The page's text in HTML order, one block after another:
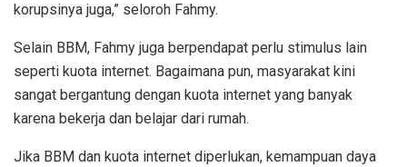
korupsinya juga,” seloroh Fahmy.
Selain BBM, Fahmy juga berpendapat perlu stimulus lain
seperti kuota internet. Bagaimana pun, masyarakat kini
sangat bergantung dengan kuota internet yang banyak
karena bekerja dan belajar dari rumah.
Jika BBM dan kuota internet diperlukan, kemampuan daya